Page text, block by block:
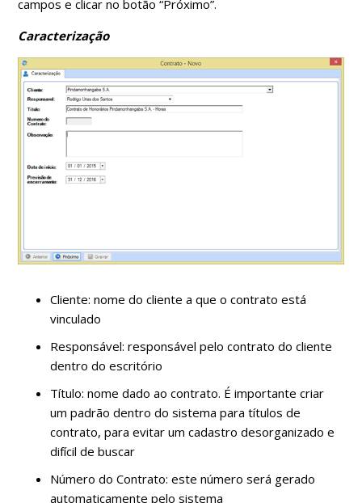
campos e clicar no botão “Próximo”.
Caracterização
Cliente: nome do cliente a que o contrato está
vinculado
Responsável: responsável pelo contrato do cliente
dentro do escritório
Título: nome dado ao contrato. É importante criar
um padrão dentro do sistema para títulos de
contrato, para evitar um cadastro desorganizado e
difícil de buscar
Número do Contrato: este número será gerado
automaticamente pelo sistema